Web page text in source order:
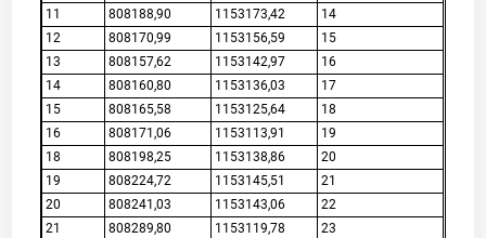
11
808188,90 1153173,42
14
12
808170,99 1153156,59
15
13
808157,62 1153142,97
16
14
808160,80 1153136,03
17
15
808165,58 1153125,64
18
16
808171,06 1153113,91
19
18
808198,25 1153138,86
20
19
808224,72 1153145,51
21
20
808241,03 1153143,06
22
21
808289,80 1153119,78
23